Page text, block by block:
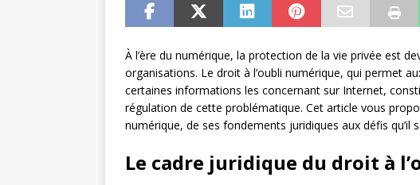
À l’ère du numérique, la protection de la vie privée est
organisations. Le droit à l’oubli numérique, qui permet
certaines informations les concernant sur Internet,
régulation de cette problématique. Cet article vous
numérique, de ses fondements juridiques aux défis qu’il
Le cadre juridique du droit à